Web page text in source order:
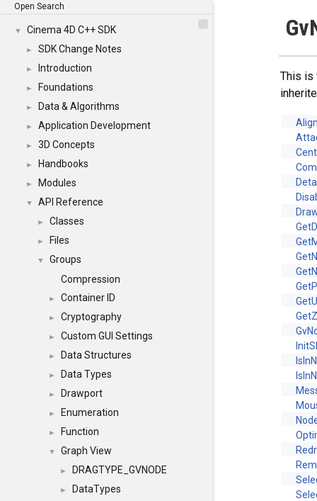
Open Search
▼ Cinema 4D C++ SDK
► SDK Change Notes
► Introduction
► Foundations
► Data & Algorithms
► Application Development
► 3D Concepts
► Handbooks
► Modules
▼ API Reference
► Classes
► Files
▼
Groups
Compression
► Container ID
► Cryptography
► Custom GUI Settings
► Data Structures
► Data Types
► Drawport
► Enumeration
► Function
▼ Graph View
► DRAGTYPE_GVNODE
► DataTypes
This